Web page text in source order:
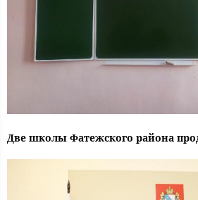
Две школы Фатежского района